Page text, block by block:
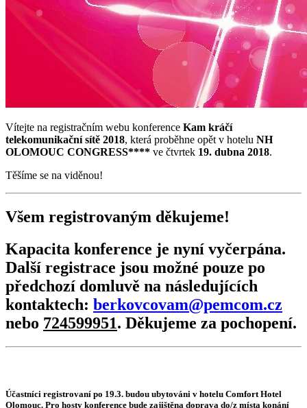
Vítejte na registračním webu konference Kam kráčí
telekomunikační sítě 2018, která proběhne opět v hotelu NH
OLOMOUC CONGRESS**** ve čtvrtek 19. dubna 2018.
Těšíme se na viděnou!
Všem registrovaným děkujeme!
Kapacita konference je nyní vyčerpána.
Další registrace jsou možné pouze po
předchozí domluvě na následujících
kontaktech: berkovcovam@pemcom.cz
nebo 724599951. Děkujeme za pochopení.
Účastníci registrovaní po 19.3. budou ubytováni v hotelu Comfort Hotel
Olomouc. Pro hosty konference bude zajištěna doprava do/z místa konání